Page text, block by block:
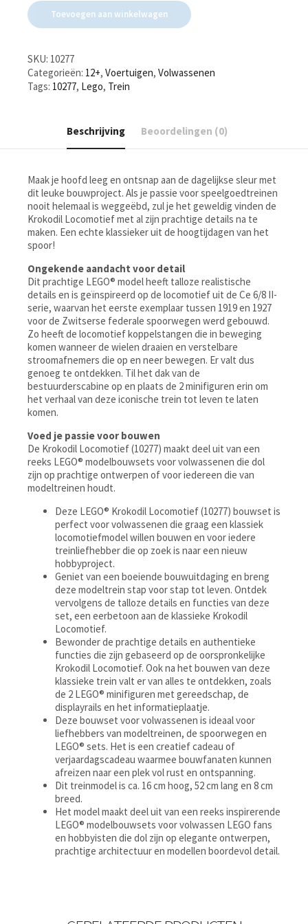
Toevoegen aan winkelwagen
SKU: 10277
Categorieën: 12+, Voertuigen, Volwassenen
Tags: 10277, Lego, Trein
Beschrijving Beoordelingen (0)
Maak je hoofd leeg en ontsnap aan de dagelijkse sleur met
dit leuke bouwproject. Als je passie voor speelgoedtreinen
nooit helemaal is weggeëbd, zul je het geweldig vinden de
Krokodil Locomotief met al zijn prachtige details na te
maken. Een echte klassieker uit de hoogtijdagen van het
spoor!
Ongekende aandacht voor detail
Dit prachtige LEGO® model heeft talloze realistische
details en is geïnspireerd op de locomotief uit de Ce 6/8 II-
serie, waarvan het eerste exemplaar tussen 1919 en 1927
voor de Zwitserse federale spoorwegen werd gebouwd.
Zo heeft de locomotief koppelstangen die in beweging
komen wanneer de wielen draaien en verstelbare
stroomafnemers die op en neer bewegen. Er valt dus
genoeg te ontdekken. Til het dak van de
bestuurderscabine op en plaats de 2 minifiguren erin om
het verhaal van deze iconische trein tot leven te laten
komen.
Voed je passie voor bouwen
De Krokodil Locomotief (10277) maakt deel uit van een
reeks LEGO® modelbouwsets voor volwassenen die dol
zijn op prachtige ontwerpen of voor iedereen die van
modeltreinen houdt.
Deze LEGO® Krokodil Locomotief (10277) bouwset is
perfect voor volwassenen die graag een klassiek
locomotiefmodel willen bouwen en voor iedere
treinliefhebber die op zoek is naar een nieuw
hobbyproject.
Geniet van een boeiende bouwuitdaging en breng
deze modeltrein stap voor stap tot leven. Ontdek
vervolgens de talloze details en functies van deze
set, een eerbetoon aan de klassieke Krokodil
Locomotief.
Bewonder de prachtige details en authentieke
functies die zijn gebaseerd op de oorspronkelijke
Krokodil Locomotief. Ook na het bouwen van deze
klassieke trein valt er van alles te ontdekken, zoals
de 2 LEGO® minifiguren met gereedschap, de
displayrails en het informatieplaatje.
Deze bouwset voor volwassenen is ideaal voor
liefhebbers van modeltreinen, de spoorwegen en
LEGO® sets. Het is een creatief cadeau of
verjaardagscadeau waarmee bouwfanaten kunnen
afreizen naar een plek vol rust en ontspanning.
Dit treinmodel is ca. 16 cm hoog, 52 cm lang en 8 cm
breed.
Het model maakt deel uit van een reeks inspirerende
LEGO® modelbouwsets voor volwassen LEGO fans
en hobbyisten die dol zijn op elegante ontwerpen,
prachtige architectuur en modellen boordevol detail.